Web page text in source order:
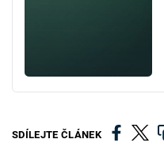
SDÍLEJTE ČLÁNEK